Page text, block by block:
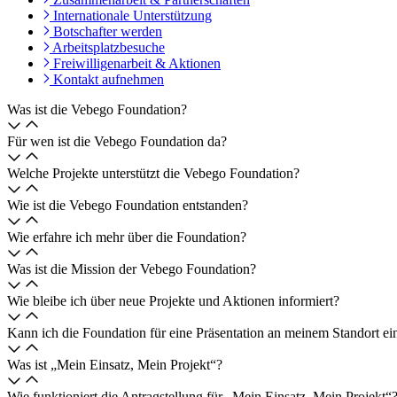
Internationale Unterstützung
Botschafter werden
Arbeitsplatzbesuche
Freiwilligenarbeit & Aktionen
Kontakt aufnehmen
Was ist die Vebego Foundation?
Für wen ist die Vebego Foundation da?
Welche Projekte unterstützt die Vebego Foundation?
Wie ist die Vebego Foundation entstanden?
Wie erfahre ich mehr über die Foundation?
Was ist die Mission der Vebego Foundation?
Wie bleibe ich über neue Projekte und Aktionen informiert?
Kann ich die Foundation für eine Präsentation an meinem Standort
Was ist „Mein Einsatz, Mein Projekt“?